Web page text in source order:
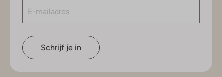
Schrijf je in